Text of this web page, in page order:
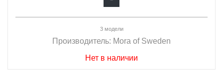
3 модели
Производитель: Mora of Sweden
Нет в наличии